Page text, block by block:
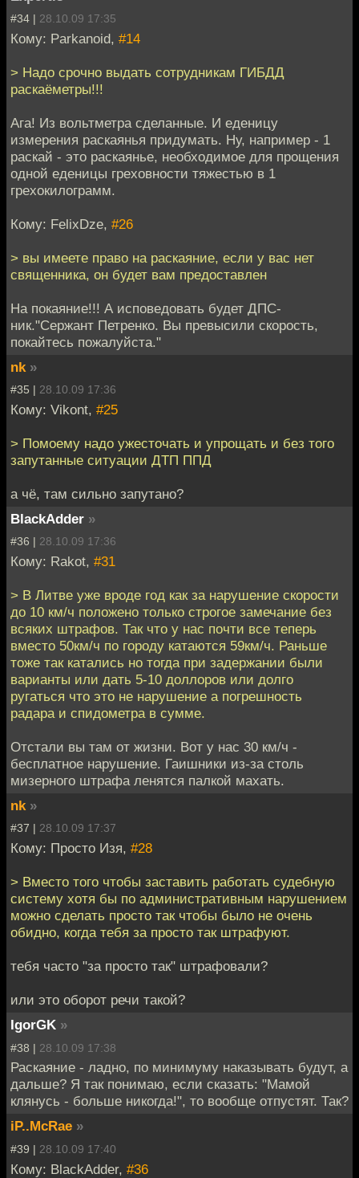
#34 | 28.10.09 17:35
Кому: Parkanoid, #14
> Надо срочно выдать сотрудникам ГИБДД
раскаёметры!!!
Ага! Из вольтметра сделанные. И еденицу
измерения раскаянья придумать. Ну, например - 1
раскай - это раскаянье, необходимое для прощения
одной еденицы греховности тяжестью в 1
грехокилограмм.
Кому: FelixDze, #26
> вы имеете право на раскаяние, если у вас нет
священника, он будет вам предоставлен
На покаяние!!! А исповедовать будет ДПС-
ник."Сержант Петренко. Вы превысили скорость,
покайтесь пожалуйста."
nk »
#35 | 28.10.09 17:36
Кому: Vikont, #25
> Помоему надо ужесточать и упрощать и без того
запутанные ситуации ДТП ППД
а чё, там сильно запутано?
BlackAdder »
#36 | 28.10.09 17:36
Кому: Rakot, #31
> В Литве уже вроде год как за нарушение скорости
до 10 км/ч положено только строгое замечание без
всяких штрафов. Так что у нас почти все теперь
вместо 50км/ч по городу катаются 59км/ч. Раньше
тоже так катались но тогда при задержании были
варианты или дать 5-10 доллоров или долго
ругаться что это не нарушение а погрешность
радара и спидометра в сумме.
Отстали вы там от жизни. Вот у нас 30 км/ч -
бесплатное нарушение. Гаишники из-за столь
мизерного штрафа ленятся палкой махать.
nk »
#37 | 28.10.09 17:37
Кому: Просто Изя, #28
> Вместо того чтобы заставить работать судебную
систему хотя бы по административным нарушением
можно сделать просто так чтобы было не очень
обидно, когда тебя за просто так штрафуют.
тебя часто "за просто так" штрафовали?
или это оборот речи такой?
IgorGK »
#38 | 28.10.09 17:38
Раскаяние - ладно, по минимуму наказывать будут, а
дальше? Я так понимаю, если сказать: "Мамой
клянусь - больше никогда!", то вообще отпустят. Так?
iP..McRae »
#39 | 28.10.09 17:40
Кому: BlackAdder, #36